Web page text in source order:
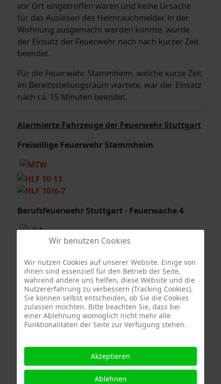
vor Ort eingetroffen waren und keine Ursache
für das Auslösen des Heimrauchmelder in der
Wohnung ausgemacht werden konnte, wurde
der Einsatz der Feuerwehr nach nach kurzer Zeit
beendet.
Für die Feuerwehr Stammheim, welche kurze Zeit
im Bereitsstellungsraum wartete, war der Einsatz
nach ca. 15 Minuten beendet.
Alarmierte Fahrzeuge der Feuerwehr Stuttgart
Freiwillige Feuerwehr Stammheim
Berufsfeuerwehr Stuttgart - Feuerwache 4
Sonderfahrzeug Berufsfeuerwehr Stuttgart
Freiwillige Feuerwehr Stuttgart Abteilung Stammheim, Branddirektion
Wir benutzen Cookies
Wir nutzen Cookies auf unserer Website. Einige von
ihnen sind essenziell für den Betrieb der Seite,
während andere uns helfen, diese Website und die
Nutzererfahrung zu verbessern (Tracking Cookies).
Sie können selbst entscheiden, ob Sie die Cookies
zulassen möchten. Bitte beachten Sie, dass bei
einer Ablehnung womöglich nicht mehr alle
Funktionalitäten der Seite zur Verfügung stehen.
Akzeptieren
Ablehnen